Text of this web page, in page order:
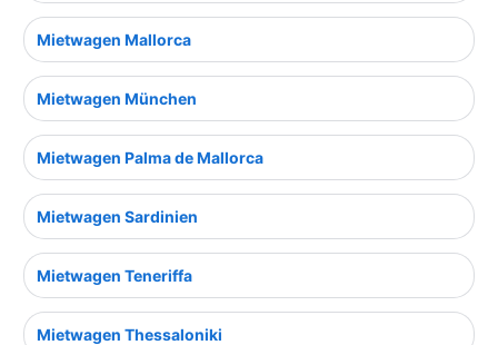
Mietwagen Mallorca
Mietwagen München
Mietwagen Palma de Mallorca
Mietwagen Sardinien
Mietwagen Teneriffa
Mietwagen Thessaloniki